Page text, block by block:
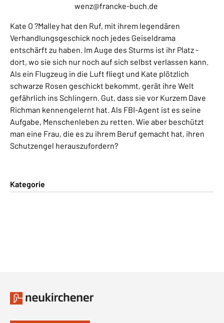
wenz@francke-buch.de
Kate O ?Malley hat den Ruf, mit ihrem legendären
Verhandlungsgeschick noch jedes Geiseldrama
entschärft zu haben. Im Auge des Sturms ist ihr Platz -
dort, wo sie sich nur noch auf sich selbst verlassen kann.
Als ein Flugzeug in die Luft fliegt und Kate plötzlich
schwarze Rosen geschickt bekommt, gerät ihre Welt
gefährlich ins Schlingern. Gut, dass sie vor Kurzem Dave
Richman kennengelernt hat. Als FBI-Agent ist es seine
Aufgabe, Menschenleben zu retten. Wie aber beschützt
man eine Frau, die es zu ihrem Beruf gemacht hat, ihren
Schutzengel herauszufordern?
Kategorie